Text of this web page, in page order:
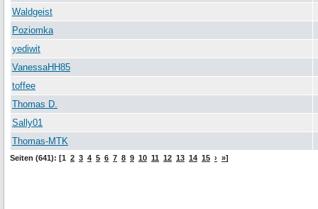
Waldgeist
Poziomka
yediwit
VanessaHH85
toffee
Thomas D.
Sally01
Thomas-MTK
Seiten (641): [1 2 3 4 5 6 7 8 9 10 11 12 13 14 15 › »]